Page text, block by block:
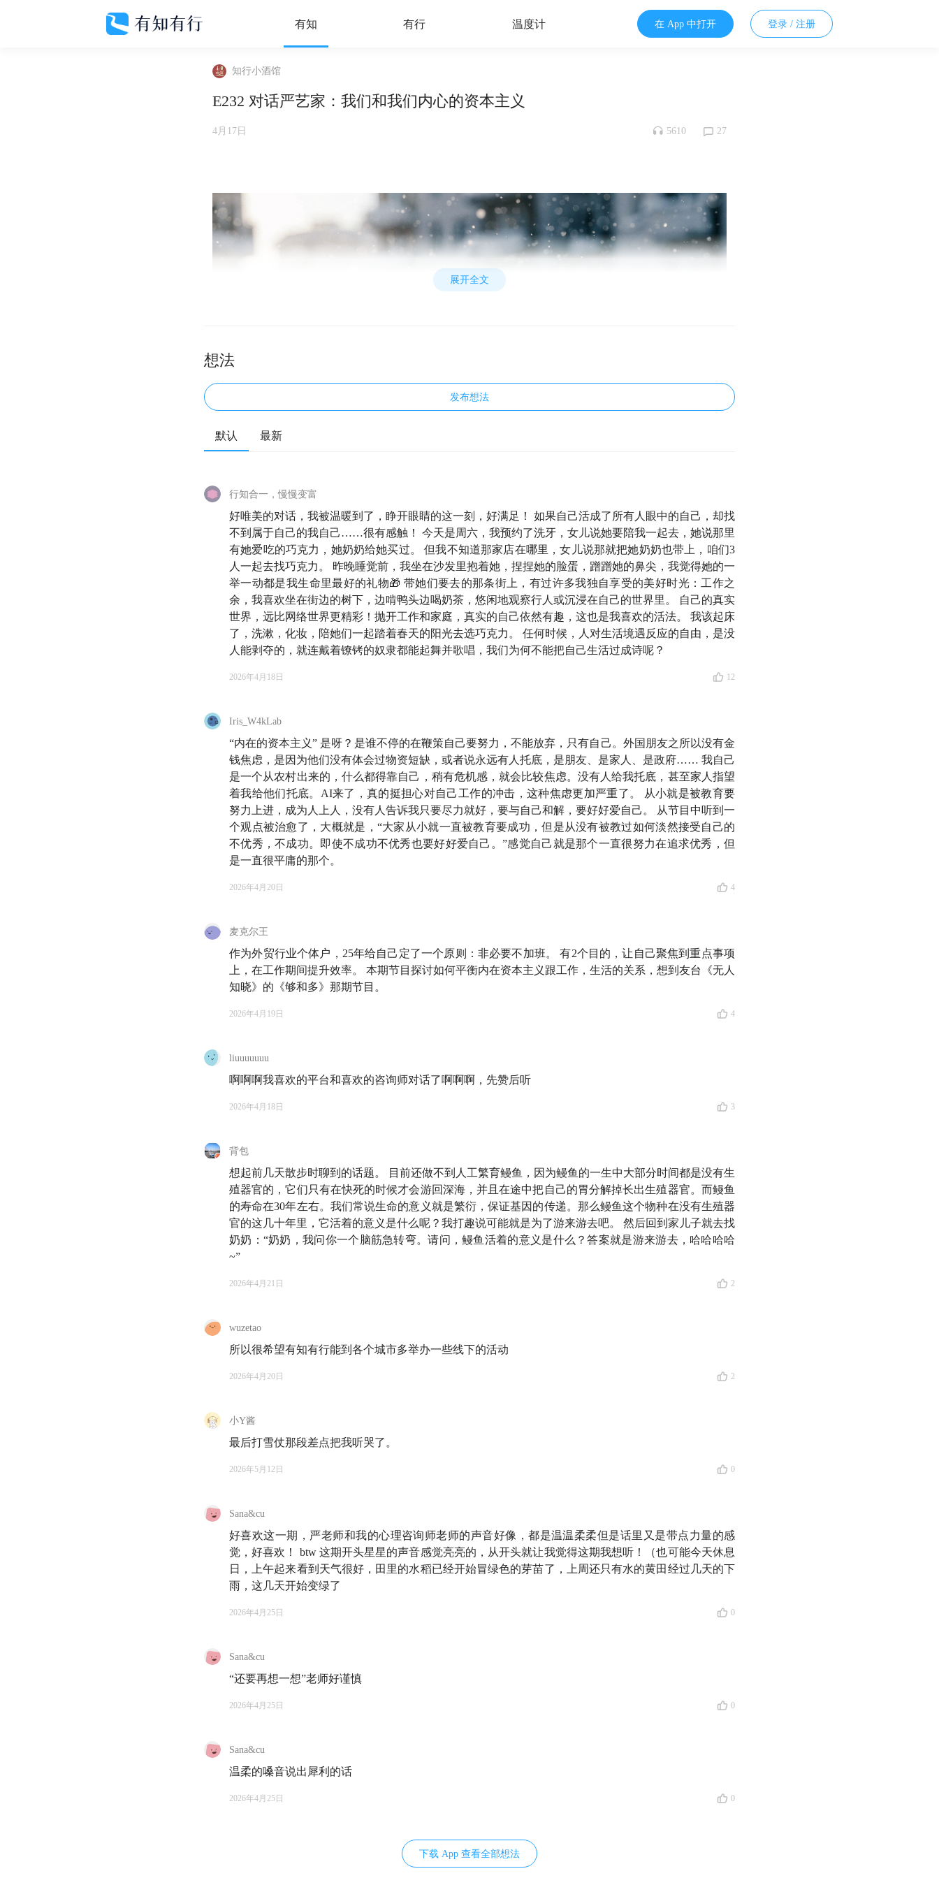
有知 有行 温度计 在 App 中打开 登录 / 注册
知行小酒馆
E232 对话严艺家：我们和我们内心的资本主义
4月17日 5610 27
⛄️ 赞美无意义。
欢迎来到《知行小酒馆》，这是一档由有知有行出品的播客节目，我们关注投资，更关注怎样更好地生
活。
最近我们有一个感受：人类好像越来越不习惯等待了。
这件事当然和 AI 有关。AI 早就不只是一个少数人关注的科技话题了，它已经很具体地长进了很多人的日
常生活里——
很微妙的是，一方面，这些工具确实让很多事情变得更快、更方便；但另一方面，人好像也变得越来越容
易着急，一旦冒出一个念头，就会希望最好立刻有回应、有反馈、有答案。哪怕回到现实生活里，和人的
关系好像也开始受这种节奏的影响。
因此我们在想，
比起 AI 带给我们生活的改变，更值得探讨的，或许是它对我们的心理，以及对人与人之
当我们越来越习惯这种即时回应，它会如何改变我们的心理状态，改变我们和工作、和家人朋友的关系，
程训练。这几年，她一直在社交媒体上讨论亲密关系、养育、自我、身体感受这些话题，很受欢迎。
也是在和艺家老师沟通的过程中，我们听她讲了一个特别有意思的词，叫「内在的资本主义」 。这不是什
么抽象高深的理论，而是一种很多人都很熟悉的内在状态——
在奔忙的现代生活中，我们总是会不自觉地，把自己也当成一个需要不断优化、不断开发、不断产出的对
象。而 AI 的出现，好像又把这种状态推到了一个极致。
于是这期节目，就着AI 时代我们的心理变化，以及内心的资本主义这两个话题，我们和严艺家老师一起
🍻 本期嘉宾
严艺家：心理博主，伦敦大学学院（UCL）儿童青少年精神分析心理治疗博士候选人，UCL 精神分析发
🪡 时间轴
07:34 母婴级陪伴：
12:27「你说的这些 GPT 都已经告诉我了，换一个」
17:27错位与修复：人与人之间最珍贵的，恰恰是那些不合拍的时刻
21:32 一个习惯了和 AI 沟通的人，可能会丧失建立真实关系的能力
28:47我们内在的资本主义：无限制、无止境的自我开发
47:39内在的资本主义，它的反面是什么？无意义、节制、好玩、好奇心
55:41为什么在 AI 时代，我们要重新强调人跟自己身体之间的关系？活着。
系。通过探索潜意识、梦境解析、自由联想等方式，帮助来访者理解过去经历，对当下行为与情绪的影
展开全文
想法
发布想法
默认 最新
行知合一，慢慢变富
好唯美的对话，我被温暖到了，睁开眼睛的这一刻，好满足！ 如果自己活成了所有人眼中的自己，却找
不到属于自己的我自己……很有感触！ 今天是周六，我预约了洗牙，女儿说她要陪我一起去，她说那里
有她爱吃的巧克力，她奶奶给她买过。 但我不知道那家店在哪里，女儿说那就把她奶奶也带上，咱们3
人一起去找巧克力。 昨晚睡觉前，我坐在沙发里抱着她，捏捏她的脸蛋，蹭蹭她的鼻尖，我觉得她的一
举一动都是我生命里最好的礼物🎁 带她们要去的那条街上，有过许多我独自享受的美好时光：工作之
余，我喜欢坐在街边的树下，边啃鸭头边喝奶茶，悠闲地观察行人或沉浸在自己的世界里。 自己的真实
世界，远比网络世界更精彩！抛开工作和家庭，真实的自己依然有趣，这也是我喜欢的活法。 我该起床
了，洗漱，化妆，陪她们一起踏着春天的阳光去选巧克力。 任何时候，人对生活境遇反应的自由，是没
人能剥夺的，就连戴着镣铐的奴隶都能起舞并歌唱，我们为何不能把自己生活过成诗呢？
2026年4月18日 12
Iris_W4kLab
“内在的资本主义” 是呀？是谁不停的在鞭策自己要努力，不能放弃，只有自己。外国朋友之所以没有金
钱焦虑，是因为他们没有体会过物资短缺，或者说永远有人托底，是朋友、是家人、是政府…… 我自己
是一个从农村出来的，什么都得靠自己，稍有危机感，就会比较焦虑。没有人给我托底，甚至家人指望
着我给他们托底。AI来了，真的挺担心对自己工作的冲击，这种焦虑更加严重了。 从小就是被教育要
努力上进，成为人上人，没有人告诉我只要尽力就好，要与自己和解，要好好爱自己。 从节目中听到一
个观点被治愈了，大概就是，“大家从小就一直被教育要成功，但是从没有被教过如何淡然接受自己的
不优秀，不成功。即使不成功不优秀也要好好爱自己。”感觉自己就是那个一直很努力在追求优秀，但
是一直很平庸的那个。
2026年4月20日 4
麦克尔王
作为外贸行业个体户，25年给自己定了一个原则：非必要不加班。 有2个目的，让自己聚焦到重点事项
上，在工作期间提升效率。 本期节目探讨如何平衡内在资本主义跟工作，生活的关系，想到友台《无人
知晓》的《够和多》那期节目。
2026年4月19日 4
liuuuuuuu
啊啊啊我喜欢的平台和喜欢的咨询师对话了啊啊啊，先赞后听
2026年4月18日 3
背包
想起前几天散步时聊到的话题。 目前还做不到人工繁育鳗鱼，因为鳗鱼的一生中大部分时间都是没有生
殖器官的，它们只有在快死的时候才会游回深海，并且在途中把自己的胃分解掉长出生殖器官。而鳗鱼
的寿命在30年左右。我们常说生命的意义就是繁衍，保证基因的传递。那么鳗鱼这个物种在没有生殖器
官的这几十年里，它活着的意义是什么呢？我打趣说可能就是为了游来游去吧。 然后回到家儿子就去找
奶奶：“奶奶，我问你一个脑筋急转弯。请问，鳗鱼活着的意义是什么？答案就是游来游去，哈哈哈哈
~”
2026年4月21日 2
wuzetao
所以很希望有知有行能到各个城市多举办一些线下的活动
2026年4月20日 2
小Y酱
最后打雪仗那段差点把我听哭了。
2026年5月12日 0
Sana&cu
好喜欢这一期，严老师和我的心理咨询师老师的声音好像，都是温温柔柔但是话里又是带点力量的感
觉，好喜欢！ btw 这期开头星星的声音感觉亮亮的，从开头就让我觉得这期我想听！（也可能今天休息
日，上午起来看到天气很好，田里的水稻已经开始冒绿色的芽苗了，上周还只有水的黄田经过几天的下
雨，这几天开始变绿了
2026年4月25日 0
Sana&cu
“还要再想一想”老师好谨慎
2026年4月25日 0
Sana&cu
温柔的嗓音说出犀利的话
2026年4月25日 0
下载 App 查看全部想法